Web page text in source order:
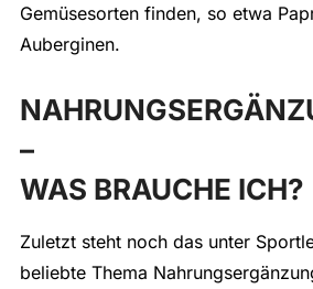
Gemüsesorten finden, so etwa
Auberginen.
–
WAS BRAUCHE ICH?
Zuletzt steht noch das unter
beliebte Thema